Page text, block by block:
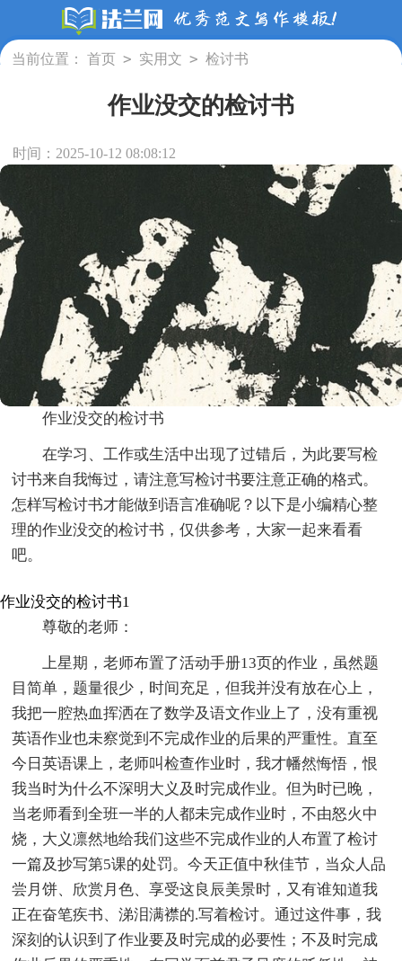
当前位置： 首页 > 实用文 > 检讨书
作业没交的检讨书
时间：2025-10-12 08:08:12
作业没交的检讨书
在学习、工作或生活中出现了过错后，为此要写检
讨书来自我悔过，请注意写检讨书要注意正确的格式。
怎样写检讨书才能做到语言准确呢？以下是小编精心整
理的作业没交的检讨书，仅供参考，大家一起来看看
吧。
作业没交的检讨书1
尊敬的老师：
上星期，老师布置了活动手册13页的作业，虽然题
目简单，题量很少，时间充足，但我并没有放在心上，
我把一腔热血挥洒在了数学及语文作业上了，没有重视
英语作业也未察觉到不完成作业的后果的严重性。直至
今日英语课上，老师叫检查作业时，我才幡然悔悟，恨
我当时为什么不深明大义及时完成作业。但为时已晚，
当老师看到全班一半的人都未完成作业时，不由怒火中
烧，大义凛然地给我们这些不完成作业的人布置了检讨
一篇及抄写第5课的处罚。今天正值中秋佳节，当众人品
尝月饼、欣赏月色、享受这良辰美景时，又有谁知道我
正在奋笔疾书、涕泪满襟的.写着检讨。通过这件事，我
深刻的认识到了作业要及时完成的必要性；不及时完成